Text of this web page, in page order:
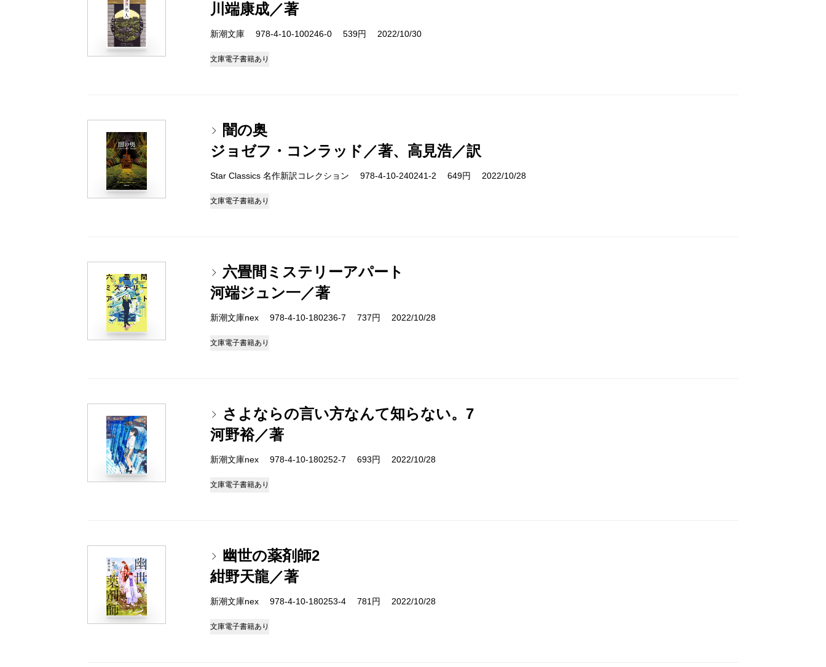
川端康成／著
新潮文庫 978-4-10-100246-0 539円 2022/10/30
文庫電子書籍あり
闇の奥
ジョゼフ・コンラッド／著、高見浩／訳
Star Classics 名作新訳コレクション 978-4-10-240241-2 649円 2022/10/28
文庫電子書籍あり
六畳間ミステリーアパート
河端ジュン一／著
新潮文庫nex 978-4-10-180236-7 737円 2022/10/28
文庫電子書籍あり
さよならの言い方なんて知らない。7
河野裕／著
新潮文庫nex 978-4-10-180252-7 693円 2022/10/28
文庫電子書籍あり
幽世の薬剤師2
紺野天龍／著
新潮文庫nex 978-4-10-180253-4 781円 2022/10/28
文庫電子書籍あり